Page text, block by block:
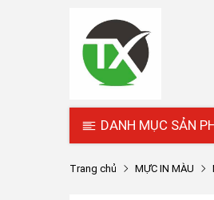
DANH MỤC SẢN
Trang chủ MỰC IN MÀU